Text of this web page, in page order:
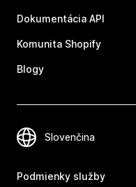
Dokumentácia API
Komunita Shopify
Blogy
Podmienky služby